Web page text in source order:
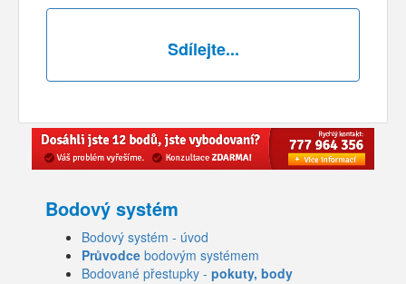
Sdílejte...
Bodový systém
Bodový systém - úvod
Průvodce bodovým systémem
Bodované přestupky - pokuty, body